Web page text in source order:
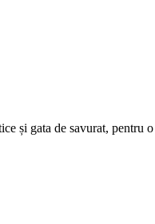
și gata de savurat,